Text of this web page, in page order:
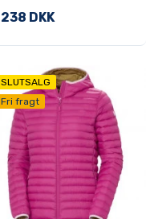
238 DKK
SLUTSALG
Fri fragt